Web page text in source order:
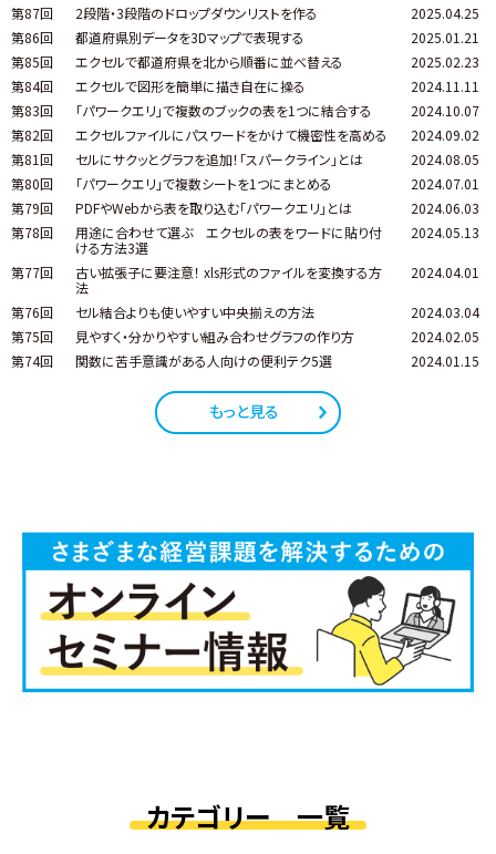
第87回 2段階・3段階のドロップダウンリストを作る
2025.04.25
第86回
都道府県別データを3Dマップで表現する
2025.01.21
第85回
エクセルで都道府県を北から順番に並べ替える
2025.02.23
第84回
エクセルで図形を簡単に描き自在に操る
2024.11.11
第83回
「パワークエリ」で複数のブックの表を1つに結合する
2024.10.07
第82回
エクセルファイルにパスワードをかけて機密性を高める
2024.09.02
第81回
セルにサクッとグラフを追加！「スパークライン」とは
2024.08.05
第80回
「パワークエリ」で複数シートを1つにまとめる
2024.07.01
第79回
PDFやWebから表を取り込む「パワークエリ」とは
2024.06.03
第78回
用途に合わせて選ぶ エクセルの表をワードに貼り付
ける方法3選
2024.05.13
第77回
古い拡張子に要注意！ xls形式のファイルを変換する方
法
2024.04.01
第76回 セル結合よりも使いやすい中央揃えの方法
2024.03.04
第75回
見やすく・分かりやすい組み合わせグラフの作り方
2024.02.05
第74回
関数に苦手意識がある人向けの便利テク5選 2024.01.15
もっと見る
カテゴリー 一覧